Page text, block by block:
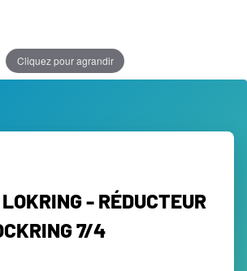
Cliquez pour agrandir
- RÉDUCTEUR
7/4